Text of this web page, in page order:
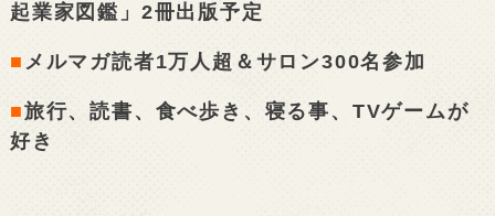
起業家図鑑」2冊出版予定
■ メルマガ読者1万人超＆サロン300名参加
■旅行、読書、食べ歩き、寝る事、TVゲームが
好き